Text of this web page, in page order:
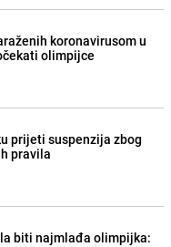
koronavirusom u
olimpijce
prijeti suspenzija zbog
pravila
biti najmlađa olimpijka: